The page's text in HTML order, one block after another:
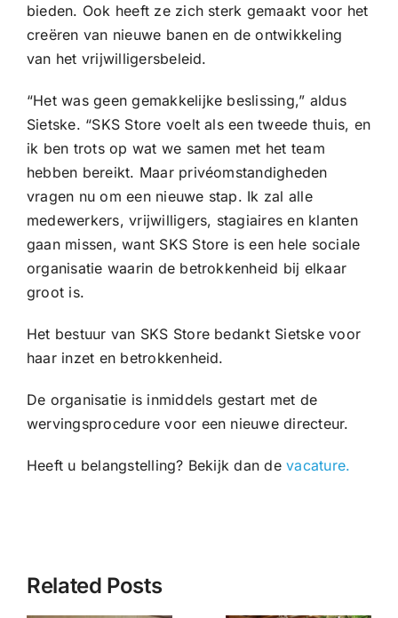
bieden. Ook heeft ze zich sterk gemaakt voor het
creëren van nieuwe banen en de ontwikkeling
van het vrijwilligersbeleid.
“Het was geen gemakkelijke beslissing,” aldus
Sietske. “SKS Store voelt als een tweede thuis, en
ik ben trots op wat we samen met het team
hebben bereikt. Maar privéomstandigheden
vragen nu om een nieuwe stap. Ik zal alle
medewerkers, vrijwilligers, stagiaires en klanten
gaan missen, want SKS Store is een hele sociale
organisatie waarin de betrokkenheid bij elkaar
groot is.
Het bestuur van SKS Store bedankt Sietske voor
haar inzet en betrokkenheid.
De organisatie is inmiddels gestart met de
wervingsprocedure voor een nieuwe directeur.
Heeft u belangstelling? Bekijk dan devacature.
Related Posts